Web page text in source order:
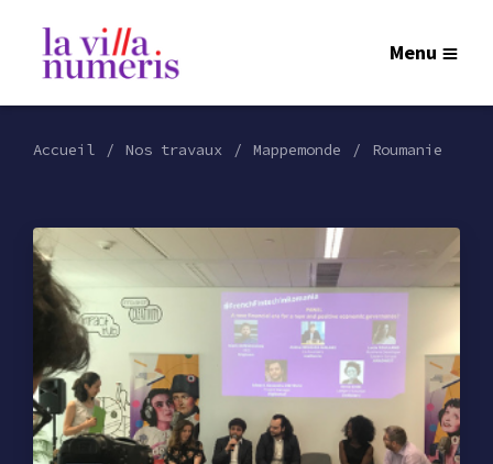
Menu
Accueil Nos travaux Mappemonde Roumanie